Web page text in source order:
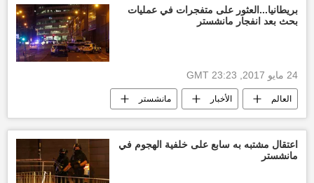
هجوم مانشستر
بريطانيا...العثور على متفجرات في عمليات
بحث بعد انفجار مانشستر
24 مايو 2017, 23:23 GMT
العالم الأخبار مانشستر
الشرطة العثور على متفجرات إرهاب
مانشستر يونايتد هجوم مانشستر
اعتقال مشتبه به سابع على خلفية الهجوم في
مانشستر